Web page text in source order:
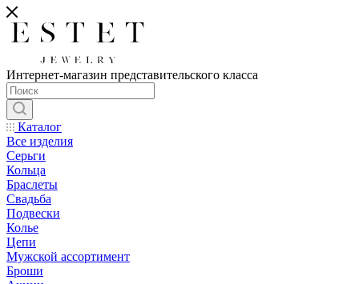
Интернет-магазин представительского класса
Каталог
Все изделия
Серьги
Кольца
Браслеты
Свадьба
Подвески
Колье
Цепи
Мужской ассортимент
Броши